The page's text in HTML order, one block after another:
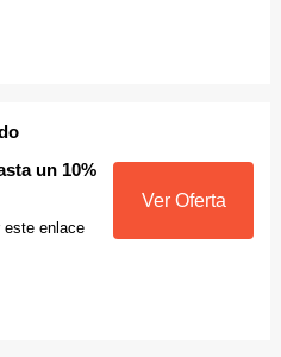
un 10%
este enlace
Ver Oferta